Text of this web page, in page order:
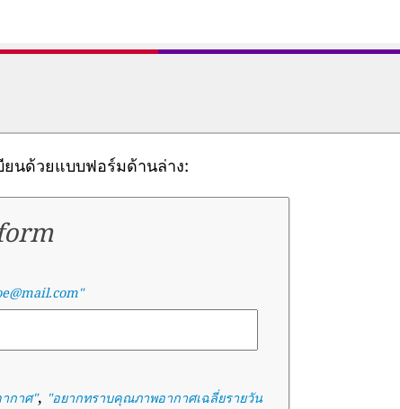
นด้วยแบบฟอร์มด้านล่าง:
กาศ", "อยากทราบคุณภาพอากาศเฉลี่ยรายวัน